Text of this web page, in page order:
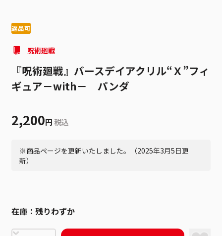
返品可
呪術廻戦
『呪術廻戦』バースデイアクリル“Ｘ”フィ
ギュア－with－ パンダ
2,200円 税込
※商品ページを更新いたしました。（2025年3月5日更
新）
在庫： 残りわずか